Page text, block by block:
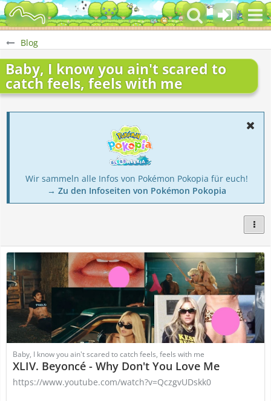
Blog
Baby, I know you ain't scared to
catch feels, feels with me
Wir sammeln alle Infos von Pokémon Pokopia für euch!
→ Zu den Infoseiten von Pokémon Pokopia
Baby, I know you ain't scared to catch feels, feels with me
XLIV. Beyoncé - Why Don't You Love Me
https://www.youtube.com/watch?v=QczgvUDskk0